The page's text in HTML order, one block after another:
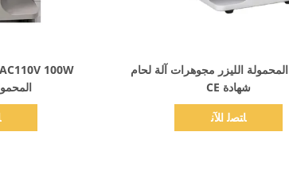
100HZ المحمولة الليزر مجوهرات آلة لحام
شهادة CE
ﺎﺘﺼﻟ ﺍﻶﻧ